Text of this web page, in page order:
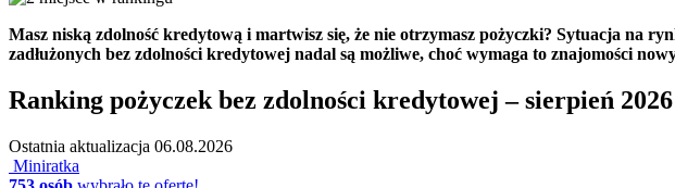
Masz niską zdolność kredytową i martwisz się, że nie otrzymasz pożyczki? Sytuacja na
zadłużonych bez zdolności kredytowej nadal są możliwe, choć wymaga to znajomości
Ranking pożyczek bez zdolności kredytowej – sierpień 2026
Ostatnia aktualizacja 06.08.2026
Miniratka